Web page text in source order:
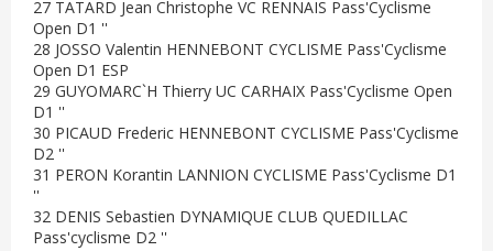
27 TATARD Jean Christophe VC RENNAIS Pass'Cyclisme
Open D1 ''
28 JOSSO Valentin HENNEBONT CYCLISME Pass'Cyclisme
Open D1 ESP
29 GUYOMARC`H Thierry UC CARHAIX Pass'Cyclisme Open
D1 ''
30 PICAUD Frederic HENNEBONT CYCLISME Pass'Cyclisme
D2 ''
31 PERON Korantin LANNION CYCLISME Pass'Cyclisme D1
''
32 DENIS Sebastien DYNAMIQUE CLUB QUEDILLAC
Pass'cyclisme D2 ''